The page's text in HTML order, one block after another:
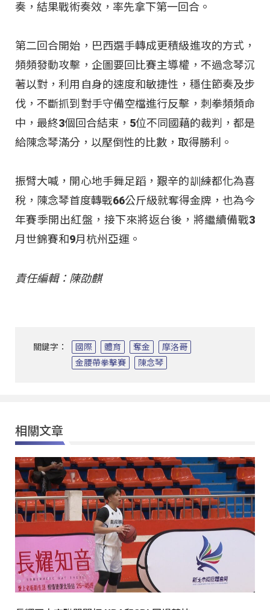
奏，結果戰術奏效，率先拿下第一回合。
第二回合開始，巴西選手轉成更積級進攻的方式，
頻頻發動攻擊，企圖要回比賽主導權，不過念琴沉
著以對，利用自身的速度和敏捷性，穩住節奏及步
伐，不斷抓到對手守備空檔進行反擊，刺拳頻頻命
中，最終3個回合結束，5位不同國藉的裁判，都是
給陳念琴滿分，以壓倒性的比數，取得勝利。
振臂大喊，開心地手舞足蹈，艱辛的訓練都化為喜
稅，陳念琴首度轉戰66公斤級就奪得金牌，也為今
年賽季開出紅盤，接下來將返台後，將繼續備戰3
月世錦賽和9月杭州亞運。
責任編輯：陳劭麒
關鍵字： 國際 體育 奪金
摩洛哥
金腰帶拳擊賽
陳念琴
相關文章